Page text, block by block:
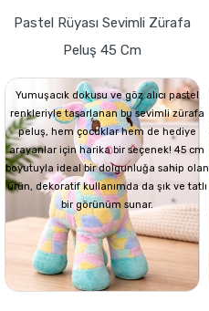
Pastel Rüyası Sevimli Zürafa
Peluş 45 Cm
Yumuşacık dokusu ve göz alıcı pastel
renkleriyle tasarlanan bu sevimli zürafa
peluş, hem çocuklar hem de hediye
arayanlar için harika bir seçenek! 45 cm
boyutuyla ideal bir dolgunluğa sahip olan
ürün, dekoratif kullanımda da şık ve tatlı
bir görünüm sunar.